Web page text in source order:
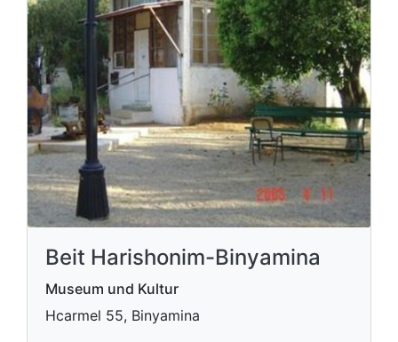
Beit Harishonim-Binyamina
Museum und Kultur
Hcarmel 55, Binyamina